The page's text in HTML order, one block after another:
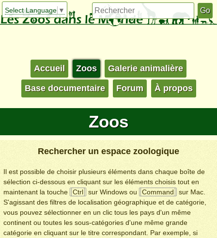
Select Language ▼
Accueil Zoos Galerie animalière
Base documentaire Forum À propos
Zoos
Rechercher un espace zoologique
Il est possible de choisir plusieurs éléments dans chaque boîte de
sélection ci-dessous en cliquant sur les éléments choisis tout en
maintenant la touche
Ctrl sur Windows ou Command
sur Mac.
S'agissant des filtres de localisation géographique et de catégorie,
vous pouvez sélectionner en un clic tous les pays d'un même
continent ou toutes les sous-catégories d'une même grande
catégorie en cliquant sur le titre correspondant. Par exemple, si